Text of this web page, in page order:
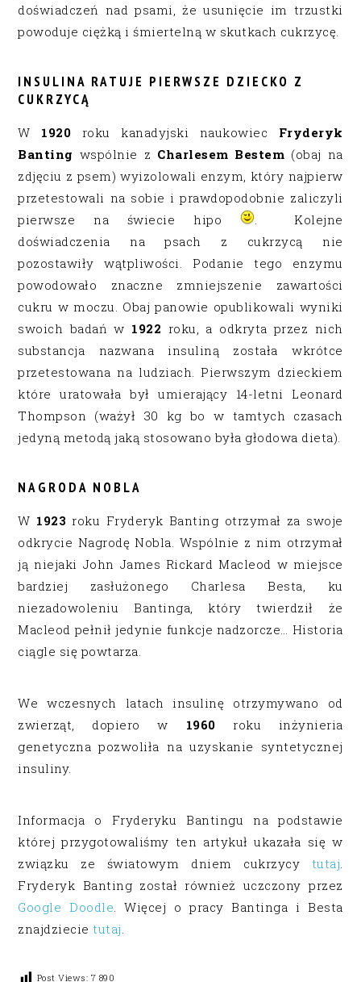
doświadczeń nad psami, że usunięcie im trzustki
powoduje ciężką i śmiertelną w skutkach cukrzycę.
INSULINA RATUJE PIERWSZE DZIECKO Z
CUKRZYCĄ
W 1920 roku kanadyjski naukowiec Fryderyk
Banting wspólnie z Charlesem Bestem (obaj na
zdjęciu z psem) wyizolowali enzym, który najpierw
przetestowali na sobie i prawdopodobnie zaliczyli
pierwsze na świecie hipo
. Kolejne
doświadczenia na psach z cukrzycą nie
pozostawiły wątpliwości. Podanie tego enzymu
powodowało znaczne zmniejszenie zawartości
cukru w moczu. Obaj panowie opublikowali wyniki
swoich badań w 1922 roku, a odkryta przez nich
substancja nazwana insuliną została wkrótce
przetestowana na ludziach. Pierwszym dzieckiem
które uratowała był umierający 14-letni Leonard
Thompson (ważył 30 kg bo w tamtych czasach
jedyną metodą jaką stosowano była głodowa dieta).
NAGRODA NOBLA
W 1923 roku Fryderyk Banting otrzymał za swoje
odkrycie Nagrodę Nobla. Wspólnie z nim otrzymał
ją niejaki John James Rickard Macleod w miejsce
bardziej zasłużonego Charlesa Besta, ku
niezadowoleniu Bantinga, który twierdził że
Macleod pełnił jedynie funkcje nadzorcze… Historia
ciągle się powtarza.
We wczesnych latach insulinę otrzymywano od
zwierząt, dopiero w 1960 roku inżynieria
genetyczna pozwoliła na uzyskanie syntetycznej
insuliny.
Informacja o Fryderyku Bantingu na podstawie
której przygotowaliśmy ten artykuł ukazała się w
związku ze światowym dniem cukrzycy tutaj
Fryderyk Banting został również uczczony przez
Google Doodle . Więcej o pracy Bantinga i Besta
znajdziecietutaj
Post Views: 7 890